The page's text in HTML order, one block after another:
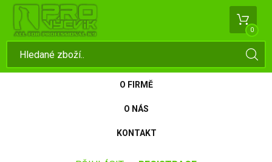
0
O FIRMĚ
O NÁS
KONTAKT